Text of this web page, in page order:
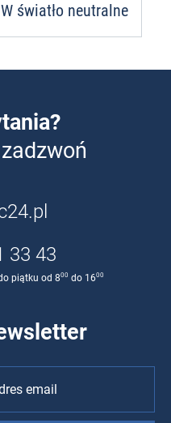
światło neutralne
33 43
piątku od 800 do 1600